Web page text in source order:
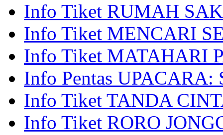
Info Tiket RUMAH
Info Tiket MENCARI
Info Tiket MATAHARI
Info Pentas UPACARA:
Info Tiket TANDA
Info Tiket RORO